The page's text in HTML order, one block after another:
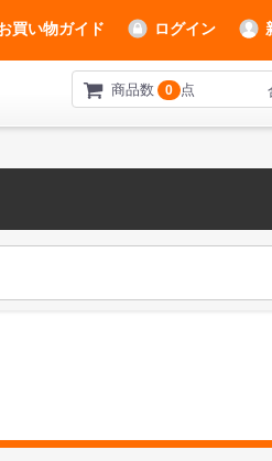
買い物ガイド ログイン
商品数 0 点